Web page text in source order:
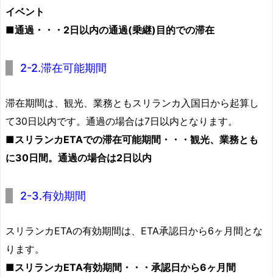
イベント
■通過・・・2日以内の通過(乗継)目的での滞在
2-2.滞在可能期間
滞在期間は、観光、業務ともスリランカ入国日から起算し
て30日以内です。通過の場合は7日以内となります。
■スリランカETAでの滞在可能期間・・・観光、業務とも
に30日間。通過の場合は2日以内
2-3.有効期間
スリランカETAの有効期間は、ETA承認日から6ヶ月間とな
ります。
■スリランカETA有効期間・・・承認日から6ヶ月間